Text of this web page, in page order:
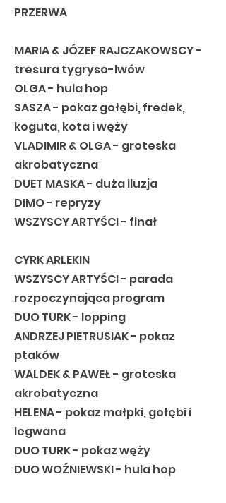
PRZERWA
MARIA & JÓZEF RAJCZAKOWSCY -
tresura tygryso-lwów
OLGA - hula hop
SASZA - pokaz gołębi, fredek,
koguta, kota i węży
VLADIMIR & OLGA - groteska
akrobatyczna
DUET MASKA - duża iluzja
DIMO - repryzy
WSZYSCY ARTYŚCI - finał
CYRK ARLEKIN
WSZYSCY ARTYŚCI - parada
rozpoczynająca program
DUO TURK - lopping
ANDRZEJ PIETRUSIAK - pokaz
ptaków
WALDEK & PAWEŁ - groteska
akrobatyczna
HELENA - pokaz małpki, gołębi i
legwana
DUO TURK - pokaz węży
DUO WOŹNIEWSKI - hula hop